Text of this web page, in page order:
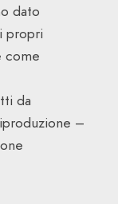
dato
propri
come
da
–